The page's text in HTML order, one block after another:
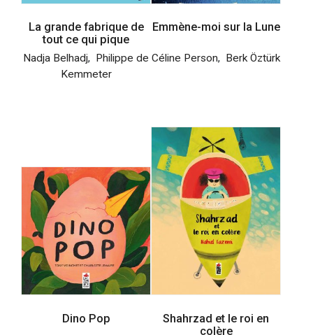
La grande fabrique de
tout ce qui pique
Nadja Belhadj, Philippe de
Kemmeter
Emmène-moi sur la Lune
Céline Person, Berk Öztürk
Dino Pop
Shahrzad et le roi en
colère